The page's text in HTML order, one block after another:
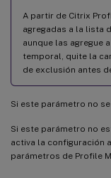
A partir de Citrix
agregadas a la lista
aunque las agregue a
temporal, quite la
de exclusión antes
Si este parámetro no
Si este parámetro no
activa la configuración
parámetros de Profile